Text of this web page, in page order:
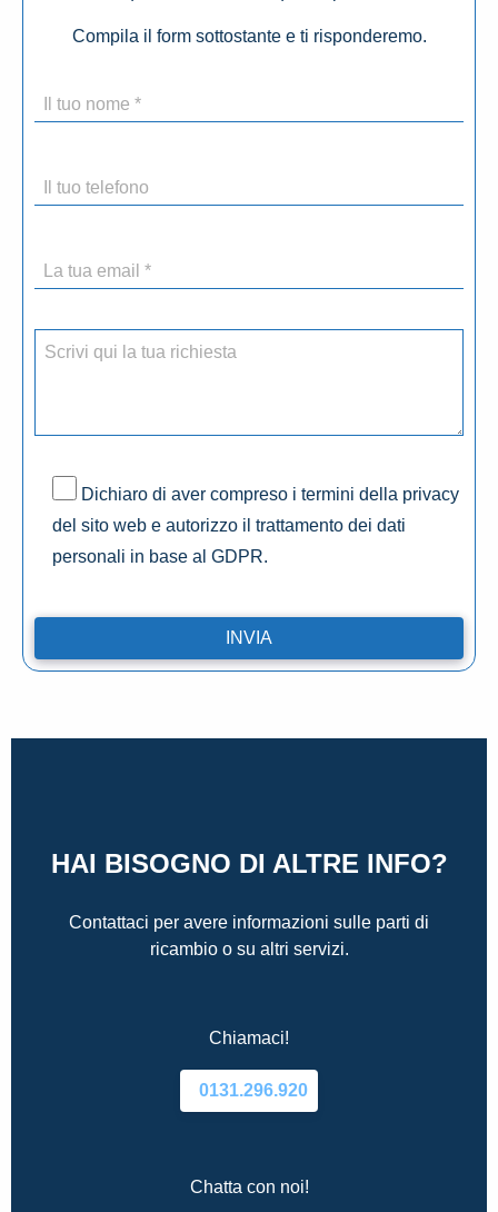
Compila il form sottostante e ti risponderemo.
Dichiaro di aver compreso i termini della privacy
del sito web e autorizzo il trattamento dei dati
personali in base al GDPR.
HAI BISOGNO DI ALTRE INFO?
Contattaci per avere informazioni sulle parti di
ricambio o su altri servizi.
Chiamaci!
0131.296.920
Chatta con noi!